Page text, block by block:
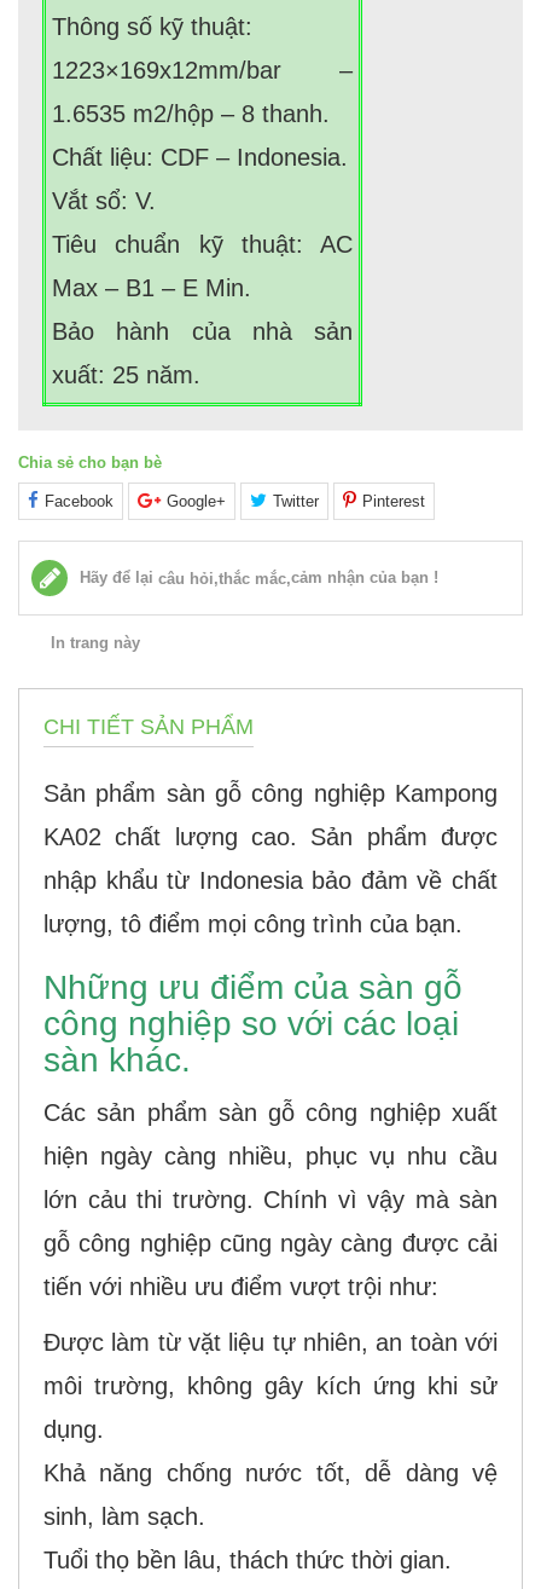
Thông số kỹ thuật:
1223×169x12mm/bar –
1.6535 m2/hộp – 8 thanh.
Chất liệu: CDF – Indonesia.
Vắt sổ: V.
Tiêu chuẩn kỹ thuật: AC
Max – B1 – E Min.
Bảo hành của nhà sản
xuất: 25 năm.
Chia sẻ cho bạn bè
Facebook Google+ Twitter Pinterest
Hãy để lại câu hỏi,thắc mắc,cảm nhận của bạn !
In trang này
CHI TIẾT SẢN PHẨM
Sản phẩm sàn gỗ công nghiệp Kampong
KA02 chất lượng cao. Sản phẩm được
nhập khẩu từ Indonesia bảo đảm về chất
lượng, tô điểm mọi công trình của bạn.
Những ưu điểm của sàn gỗ
công nghiệp so với các loại
sàn khác.
Các sản phẩm sàn gỗ công nghiệp xuất
hiện ngày càng nhiều, phục vụ nhu cầu
lớn cảu thi trường. Chính vì vậy mà sàn
gỗ công nghiệp cũng ngày càng được cải
tiến với nhiều ưu điểm vượt trội như:
Được làm từ vặt liệu tự nhiên, an toàn với
môi trường, không gây kích ứng khi sử
dụng.
Khả năng chống nước tốt, dễ dàng vệ
sinh, làm sạch.
Tuổi thọ bền lâu, thách thức thời gian.